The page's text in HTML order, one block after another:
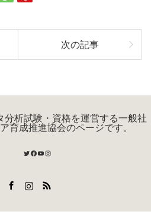
次の記事
析試験・資格を運営する一般社
育成推進協会のページです。
Twitter
Facebook
YouTube
Instagram